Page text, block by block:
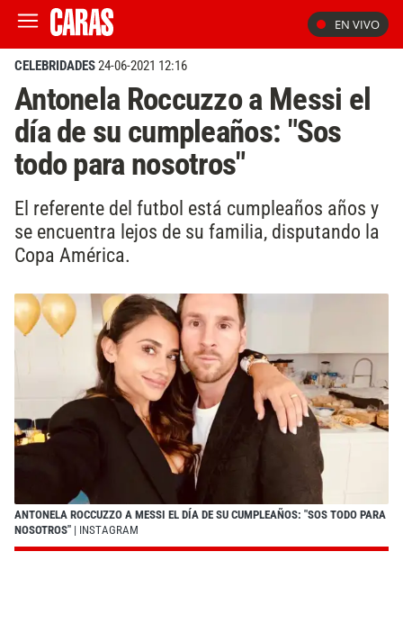
EN VIVO
CELEBRIDADES24-06-2021 12:16
Antonela Roccuzzo a Messi el
día de su cumpleaños: "Sos
todo para nosotros"
El referente del futbol está cumpleaños años y
se encuentra lejos de su familia, disputando la
Copa América.
ANTONELA ROCCUZZO A MESSI EL DÍA DE SU CUMPLEAÑOS: "SOS TODO PARA
NOSOTROS" | INSTAGRAM